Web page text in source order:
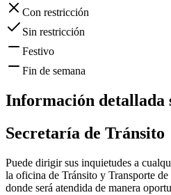
Con restricción
Sin restricción
Festivo
Fin de semana
Información detallada
Secretaría de Tránsito
Puede dirigir sus inquietudes a
la oficina de Tránsito y Transporte
donde será atendida de manera